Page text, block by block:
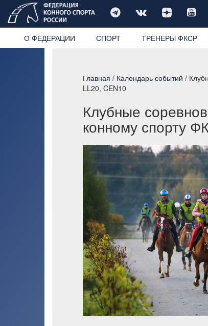
О ФЕДЕРАЦИИ СПОРТ ТРЕНЕРЫ ФКСР
Главная / Календарь событий /
LL20, CEN10
Клубные
конному спорту